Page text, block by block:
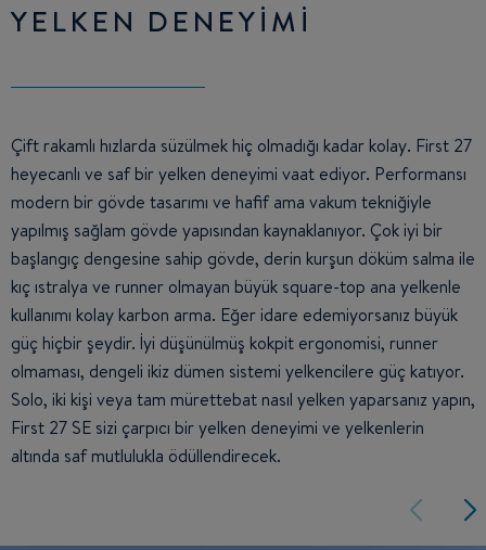
YELKEN DENEYİMİ
Çift rakamlı hızlarda süzülmek hiç olmadığı kadar kolay. First 27
heyecanlı ve saf bir yelken deneyimi vaat ediyor. Performansı
modern bir gövde tasarımı ve hafif ama vakum tekniğiyle
yapılmış sağlam gövde yapısından kaynaklanıyor. Çok iyi bir
başlangıç dengesine sahip gövde, derin kurşun döküm salma ile
kıç ıstralya ve runner olmayan büyük square-top ana yelkenle
kullanımı kolay karbon arma. Eğer idare edemiyorsanız büyük
güç hiçbir şeydir. İyi düşünülmüş kokpit ergonomisi, runner
olmaması, dengeli ikiz dümen sistemi yelkencilere güç katıyor.
Solo, iki kişi veya tam mürettebat nasıl yelken yaparsanız yapın,
First 27 SE sizi çarpıcı bir yelken deneyimi ve yelkenlerin
altında saf mutlulukla ödüllendirecek.